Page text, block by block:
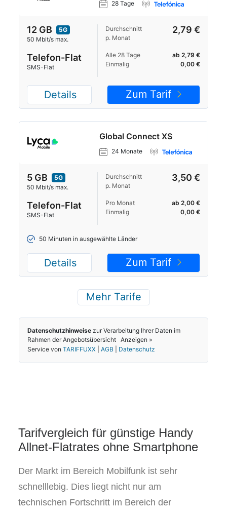
Tarifvergleich für günstige Handy
Allnet-Flatrates ohne Smartphone
Der Markt im Bereich Mobilfunk ist sehr
schnelllebig. Dies liegt nicht nur am
technischen Fortschritt im Bereich der